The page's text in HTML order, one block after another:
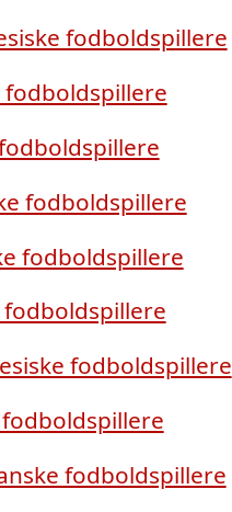
fodboldspillere
fodboldspillere
fodboldspillere
fodboldspillere
fodboldspillere
fodboldspillere
fodboldspillere
fodboldspillere